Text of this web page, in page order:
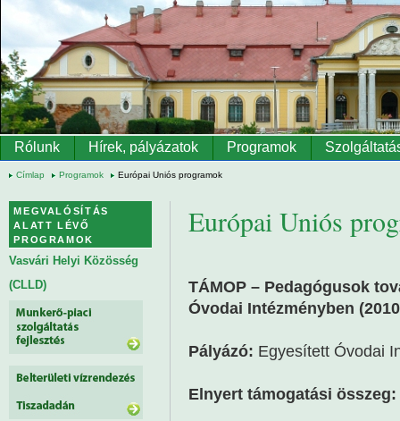
Ugrás a tartalomra
Rólunk Hírek, pályázatok Programok
Címlap Programok Európai Uniós programok
Európai Uniós
TÁMOP – Pedagógusok
Óvodai Intézményben
Pályázó: Egyesített Óvodai
Elnyert támogatási összeg:
MEGVALÓSÍTÁS
ALATT LÉVŐ
PROGRAMOK
Vasvári Helyi Közösség
(CLLD)